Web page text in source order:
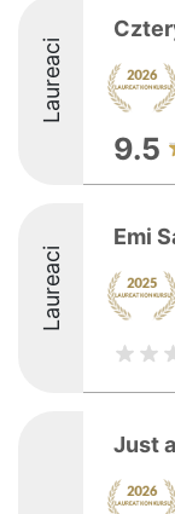
Laureaci
9.5
Laureaci
Emi
Just